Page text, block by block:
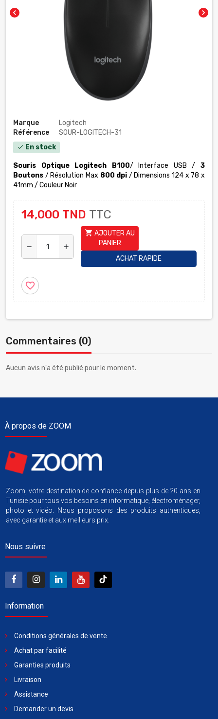
chevron_left chevron_right
Marque
Logitech
Référence
SOUR-LOGITECH-31
check En stock
Souris Optique Logitech B100/ Interface USB /3
Boutons / Résolution Max 800 dpi / Dimensions 124 x 78 x
41mm / Couleur Noir
14,000 TND TTC
remove add
shopping_cart AJOUTER AU
PANIER
ACHAT RAPIDE
favorite_border
Commentaires (0)
Aucun avis n'a été publié pour le moment.
À propos de ZOOM
Zoom, votre destination de confiance depuis plus de 20 ans en
Tunisie pour tous vos besoins en informatique, électroménager,
photo et vidéo. Nous proposons des produits authentiques,
avec garantie et aux meilleurs prix.
Nous suivre
Information
Conditions générales de vente
Achat par facilité
Garanties produits
Livraison
Assistance
Demander un devis